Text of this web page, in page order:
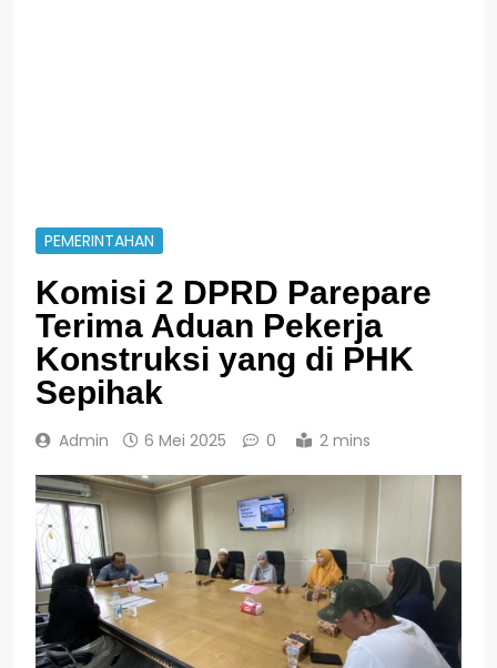
PEMERINTAHAN
Komisi 2 DPRD Parepare
Terima Aduan Pekerja
Konstruksi yang di PHK
Sepihak
Admin 6 Mei 2025 0 2 mins